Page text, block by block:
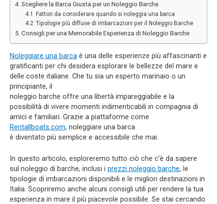
Scegliere la Barca Giusta per un Noleggio Barche
Fattori da considerare quando si noleggia una barca
Tipologie più diffuse di imbarcazioni per il Noleggio Barche
Consigli per una Memorabile Esperienza di Noleggio Barche
Noleggiare una barca è una delle esperienze più affascinanti e
gratificanti per chi desidera esplorare le bellezze del mare e
delle coste italiane. Che tu sia un esperto marinaio o un
principiante, il
noleggio barche offre una libertà impareggiabile e la
possibilità di vivere momenti indimenticabili in compagnia di
amici e familiari. Grazie a piattaforme come
Rentallboats.com, noleggiare una barca
è diventato più semplice e accessibile che mai.
In questo articolo, esploreremo tutto ciò che c’è da sapere
sul noleggio di barche, inclusi i prezzi noleggio barche, le
tipologie di imbarcazioni disponibili e le migliori destinazioni in
Italia. Scopriremo anche alcuni consigli utili per rendere la tua
esperienza in mare il più piacevole possibile. Se stai cercando